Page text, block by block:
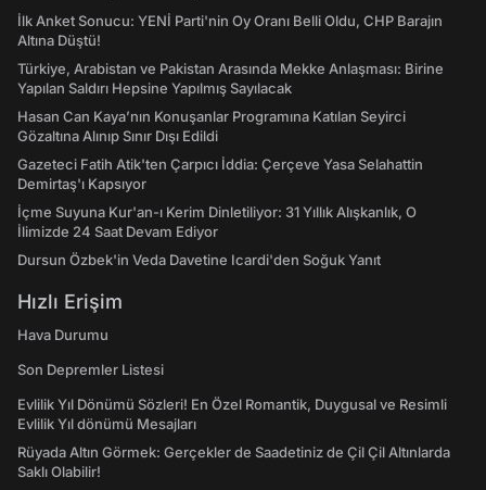
İlk Anket Sonucu: YENİ Parti'nin Oy Oranı Belli Oldu, CHP Barajın
Altına Düştü!
Türkiye, Arabistan ve Pakistan Arasında Mekke Anlaşması: Birine
Yapılan Saldırı Hepsine Yapılmış Sayılacak
Hasan Can Kaya’nın Konuşanlar Programına Katılan Seyirci
Gözaltına Alınıp Sınır Dışı Edildi
Gazeteci Fatih Atik'ten Çarpıcı İddia: Çerçeve Yasa Selahattin
Demirtaş'ı Kapsıyor
İçme Suyuna Kur'an-ı Kerim Dinletiliyor: 31 Yıllık Alışkanlık, O
İlimizde 24 Saat Devam Ediyor
Dursun Özbek'in Veda Davetine Icardi'den Soğuk Yanıt
Hızlı Erişim
Hava Durumu
Son Depremler Listesi
Evlilik Yıl Dönümü Sözleri! En Özel Romantik, Duygusal ve Resimli
Evlilik Yıl dönümü Mesajları
Rüyada Altın Görmek: Gerçekler de Saadetiniz de Çil Çil Altınlarda
Saklı Olabilir!